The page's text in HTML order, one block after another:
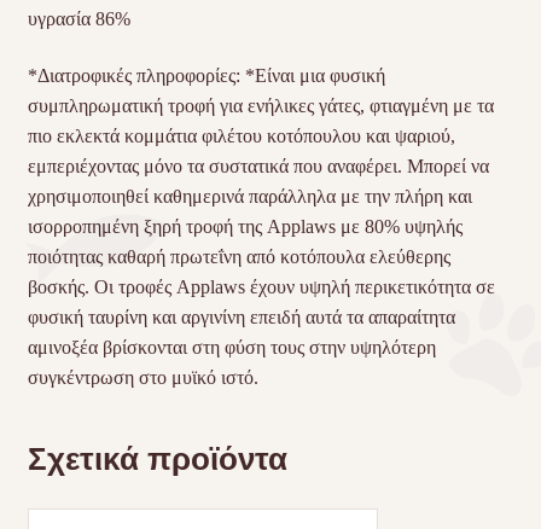
υγρασία 86%
*Διατροφικές πληροφορίες: *Είναι μια φυσική
συμπληρωματική τροφή για ενήλικες γάτες, φτιαγμένη με τα
πιο εκλεκτά κομμάτια φιλέτου κοτόπουλου και ψαριού,
εμπεριέχοντας μόνο τα συστατικά που αναφέρει. Μπορεί να
χρησιμοποιηθεί καθημερινά παράλληλα με την πλήρη και
ισορροπημένη ξηρή τροφή της Applaws με 80% υψηλής
ποιότητας καθαρή πρωτεΐνη από κοτόπουλα ελεύθερης
βοσκής. Οι τροφές Applaws έχουν υψηλή περικετικότητα σε
φυσική ταυρίνη και αργινίνη επειδή αυτά τα απαραίτητα
αμινοξέα βρίσκονται στη φύση τους στην υψηλότερη
συγκέντρωση στο μυϊκό ιστό.
Σχετικά προϊόντα